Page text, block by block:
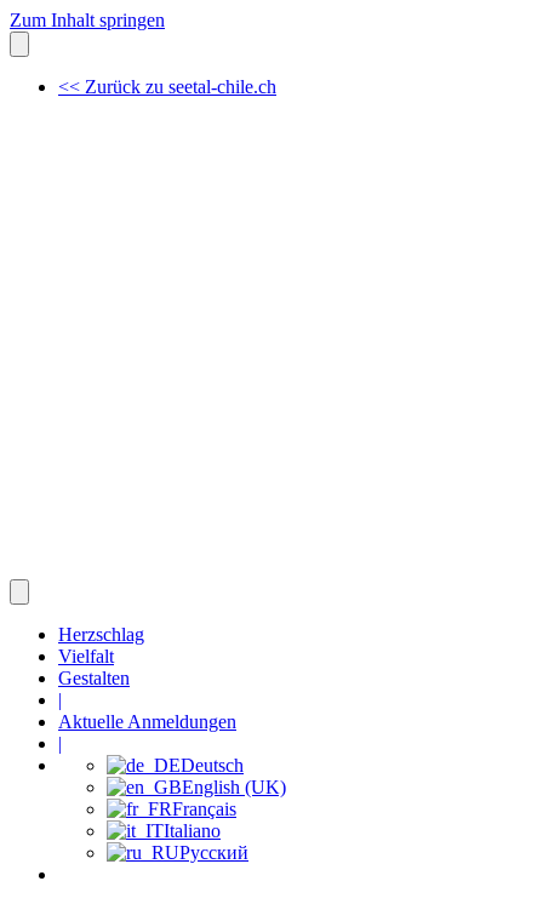
Zum Inhalt springen
<< Zurück zu seetal-chile.ch
Herzschlag
Vielfalt
Gestalten
|
Aktuelle Anmeldungen
|
Deutsch
English (UK)
Français
Italiano
Русский